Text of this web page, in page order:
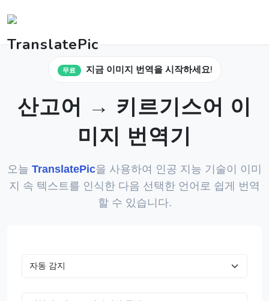
무료 지금 이미지 번역을 시작하세요!
산고어 → 키르기스어 이
미지 번역기
오늘 TranslatePic을 사용하여 인공 지능 기술이 이미
지 속 텍스트를 인식한 다음 선택한 언어로 쉽게 번역
할 수 있습니다.